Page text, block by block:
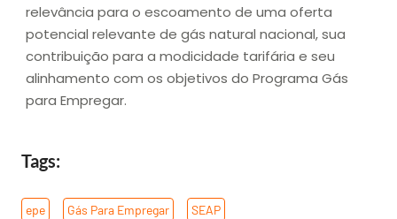
relevância para o escoamento de uma oferta
potencial relevante de gás natural nacional, sua
contribuição para a modicidade tarifária e seu
alinhamento com os objetivos do Programa Gás
para Empregar.
Tags:
epe Gás Para Empregar SEAP